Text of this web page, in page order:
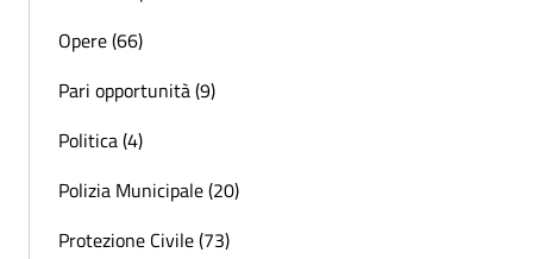
Opere (66)
Pari opportunità (9)
Politica (4)
Polizia Municipale (20)
Protezione Civile (73)